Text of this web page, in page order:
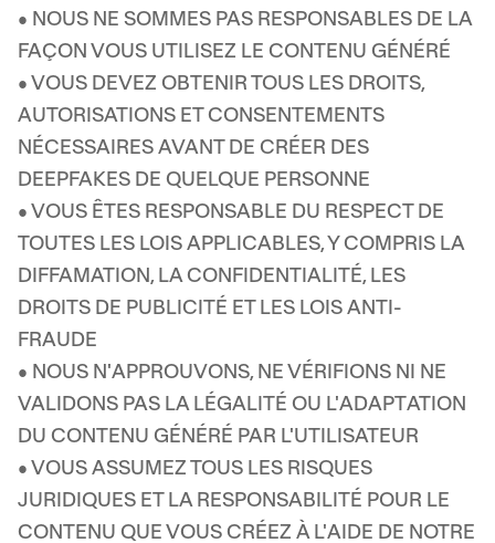
• NOUS NE SOMMES PAS RESPONSABLES DE LA
FAÇON VOUS UTILISEZ LE CONTENU GÉNÉRÉ
• VOUS DEVEZ OBTENIR TOUS LES DROITS,
AUTORISATIONS ET CONSENTEMENTS
NÉCESSAIRES AVANT DE CRÉER DES
DEEPFAKES DE QUELQUE PERSONNE
• VOUS ÊTES RESPONSABLE DU RESPECT DE
TOUTES LES LOIS APPLICABLES, Y COMPRIS LA
DIFFAMATION, LA CONFIDENTIALITÉ, LES
DROITS DE PUBLICITÉ ET LES LOIS ANTI-
FRAUDE
• NOUS N'APPROUVONS, NE VÉRIFIONS NI NE
VALIDONS PAS LA LÉGALITÉ OU L'ADAPTATION
DU CONTENU GÉNÉRÉ PAR L'UTILISATEUR
• VOUS ASSUMEZ TOUS LES RISQUES
JURIDIQUES ET LA RESPONSABILITÉ POUR LE
CONTENU QUE VOUS CRÉEZ À L'AIDE DE NOTRE